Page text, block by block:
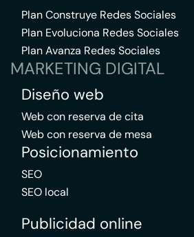
Plan Construye Redes Sociales
Plan Evoluciona Redes Sociales
Plan Avanza Redes Sociales
MARKETING DIGITAL
Diseño web
Web con reserva de cita
Web con reserva de mesa
Posicionamiento
SEO
SEO local
Publicidad online